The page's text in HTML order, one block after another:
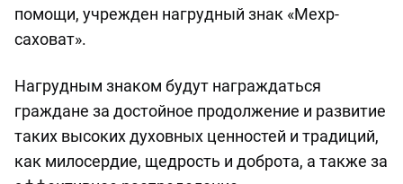
помощи, учрежден нагрудный знак «Мехр-
саховат».
Нагрудным знаком будут награждаться
граждане за достойное продолжение и развитие
таких высоких духовных ценностей и традиций,
как милосердие, щедрость и доброта, а также за